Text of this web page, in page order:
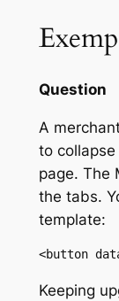
Question
A
to
page. The
the tabs.
template:
<button
Keeping